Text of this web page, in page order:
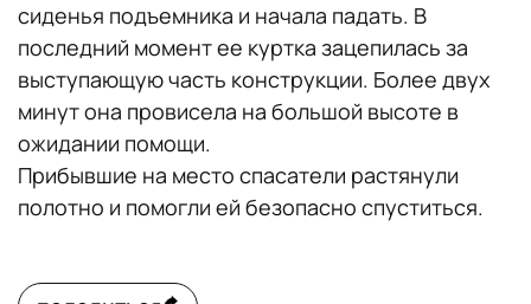
сиденья подъемника и начала падать. В
последний момент ее куртка зацепилась за
выступающую часть конструкции. Более двух
минут она провисела на большой высоте в
ожидании помощи.
Прибывшие на место спасатели растянули
полотно и помогли ей безопасно спуститься.